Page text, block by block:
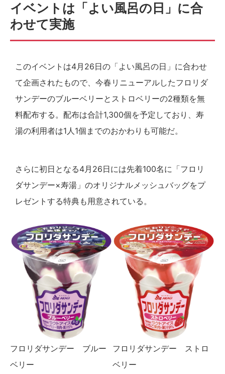
イベントは「よい風呂の日」に合
わせて実施
このイベントは4月26日の「よい風呂の日」に合わせ
て企画されたもので、今春リニューアルしたフロリダ
サンデーのブルーベリーとストロベリーの2種類を無
料配布する。配布は合計1,300個を予定しており、寿
湯の利用者は1人1個までのおかわりも可能だ。
さらに初日となる4月26日には先着100名に「フロリ
ダサンデー×寿湯」のオリジナルメッシュバッグをプ
レゼントする特典も用意されている。
フロリダサンデー ブルー
ベリー
フロリダサンデー ストロ
ベリー